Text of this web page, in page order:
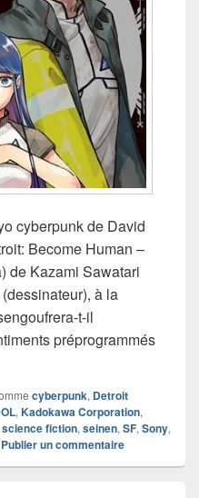
cyberpunk de David
Become Human –
de Kazami Sawatari
à la
t-il
préprogrammés
manga Detroit: Become
cyberpunk, Detroit
, Kadokawa Corporation,
science fiction, seinen, SF, Sony,
Publier un commentaire